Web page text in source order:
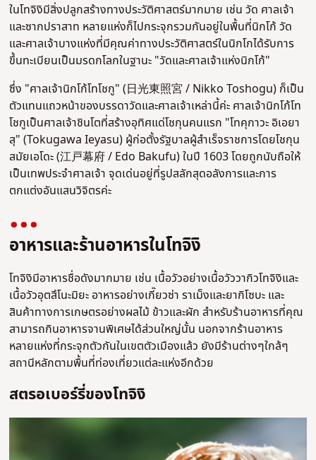
ในโทจิงิมีสิ่งปลูกสร้างทางประวัติศาสตร์มากมาย เช่น วัด ศาลเจ้า
และซากปราสาท หลายแห่งก็ไปกระจุกรวมกันอยู่ในพื้นที่นิกโก้ วัด
และศาลเจ้าบางแห่งที่มีคุณค่าทางประวัติศาสตร์ในนิกโกได้รับการ
ขึ้นทะเบียนเป็นมรดกโลกในฐานะ "วัดและศาลเจ้าแห่งนิกโก้"
ซึ่ง "ศาลเจ้านิกโก้โทโชกู" (日光東照宮 / Nikko Toshogu) ก็เป็น
ตัวแทนแถวหน้าของบรรดาวัดและศาลเจ้าเหล่านี้ค่ะ ศาลเจ้านิกโก้โท
โชกูเป็นศาลเจ้าชินโตที่สร้างอุทิศแด่โชกุนคนแรก "โทคุกาวะ อิเอยา
สุ" (Tokugawa Ieyasu) ผู้ก่อตั้งรัฐบาลผู้สำเร็จราชการโดยโชกุน
สมัยเอโดะ (江戸幕府 / Edo Bakufu) ในปี 1603 โดยถูกนับถือให้
เป็นเทพประจำศาลเจ้า จุดเด่นอยู่ที่รูปสลักสุดอลังการและการ
ตกแต่งอันแสนวิจิตรค่ะ
อาหารและร้านอาหารในโทจิงิ
โทจิงิมีอาหารชื่อดังมากมาย เช่น เนื้อวัวอย่างเนื้อวัววากิวโทจิงิและ
เนื้อวัวอุตสึโนะมิยะ อาหารอย่างเกี๊ยวซ่า ราเม็งและยากิโซบะ และ
สินค้าทางการเกษตรอย่างผลไม้ ข้าวและผัก สำหรับร้านอาหารที่คุณ
สามารถกินอาหารจานพิเศษได้ส่วนใหญ่นั้น นอกจากร้านอาหาร
หลายแห่งที่กระจุกตัวกันในเขตตัวเมืองแล้ว ยังมีร้านต่างๆใกล้ๆ
สถานีหลักตามพื้นที่ท่องเที่ยวแต่ละแห่งอีกด้วย
สตรอเบอร์รี่ของโทจิงิ